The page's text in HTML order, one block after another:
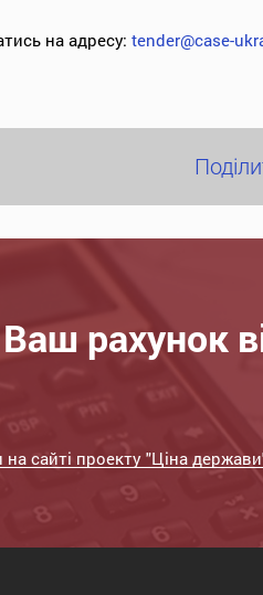
на адресу: tender@case-
рахунок
сайті проекту "Ціна